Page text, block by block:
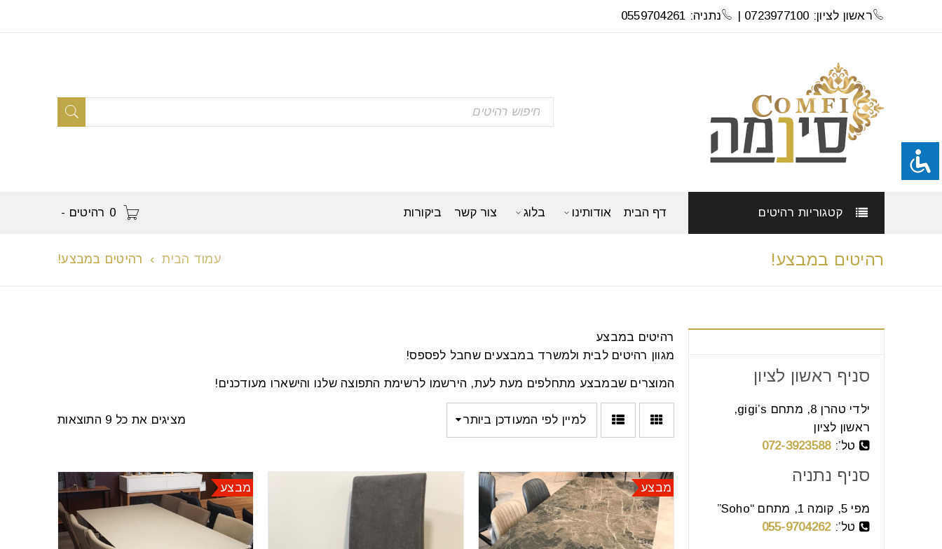
ראשון לציון: 0723977100 | נתניה: 0559704261
קטגוריות רהיטים דף הבית אודותינו בלוג צור קשר ביקורות 0 רהיטים -
רהיטים במבצע! עמוד הבית › רהיטים במבצע!
רהיטים במבצע
מגוון רהיטים לבית ולמשרד במבצעים שחבל לפספס!
המוצרים שבמבצע מתחלפים מעת לעת, הירשמו לרשימת התפוצה שלנו והישארו מעודכנים!
מציגים את כל ⁦9⁩ התוצאות למיין לפי המעודכן ביותר
מבצע מבצע
סניף ראשון לציון
ילדי טהרן 8, מתחם gigi’s,
ראשון לציון
טל’:072-3923588
סניף נתניה
מפי 5, קומה 1, מתחם “Soho”
טל’:055-9704262